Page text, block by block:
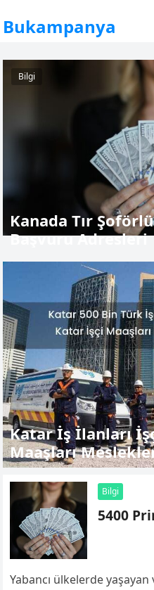
Bukampanya
Bilgi
Kanada Tır
Başvuru Adresleri
Katar İş İlanları
Maaşları
Bilgi
5400
Yabancı ülkelerde